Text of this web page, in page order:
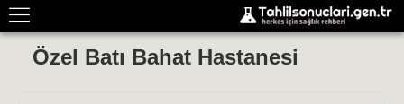
Özel Batı Bahat Hastanesi